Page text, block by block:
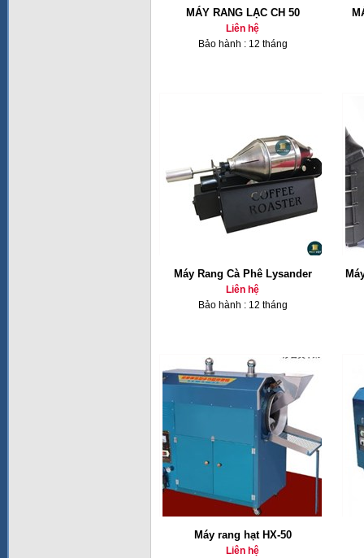
MÁY RANG LẠC CH 50
Liên hệ
Bảo hành : 12 tháng
Máy Rang Cà Phê Lysander
Liên hệ
Bảo hành : 12 tháng
Máy rang hạt HX-50
Liên hệ